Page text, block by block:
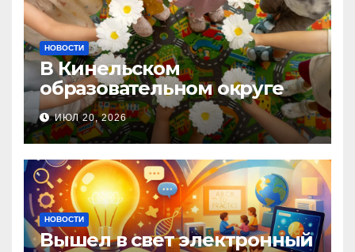
НОВОСТИ
В Кинельском
образовательном округе
прошла Неделя правовой
помощи, посвящённая Дню
семьи, любви и верности
ИЮЛ 20, 2026
НОВОСТИ
Вышел в свет электронный